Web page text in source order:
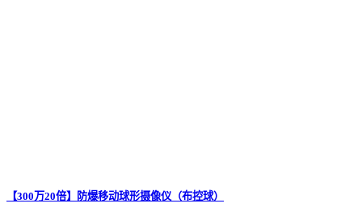
【300万20倍】防爆移动球形摄像仪（布控球）